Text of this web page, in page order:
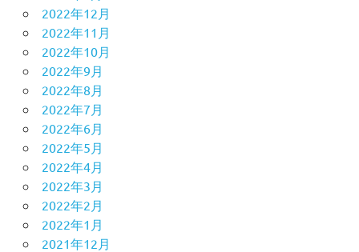
2022年12月
2022年11月
2022年10月
2022年9月
2022年8月
2022年7月
2022年6月
2022年5月
2022年4月
2022年3月
2022年2月
2022年1月
2021年12月